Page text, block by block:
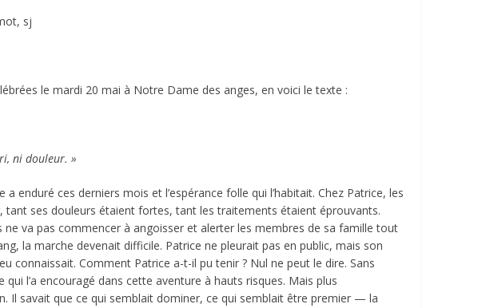
sj
le mardi 20 mai à Notre Dame des anges, en voici le texte :
ni douleur. »
enduré ces derniers mois et l’espérance folle qui l’habitait. Chez Patrice, les
tant ses douleurs étaient fortes, tant les traitements étaient éprouvants.
va pas commencer à angoisser et alerter les membres de sa famille tout
la marche devenait difficile. Patrice ne pleurait pas en public, mais son
Comment Patrice a-t-il pu tenir ? Nul ne peut le dire. Sans
l’a encouragé dans cette aventure à hauts risques. Mais plus
Il savait que ce qui semblait dominer, ce qui semblait être premier — la